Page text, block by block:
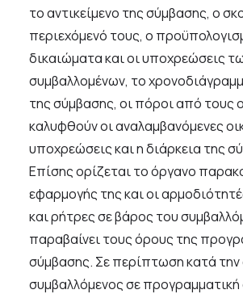
το αντικείμενο της σύμβασης, ο
περιεχόμενό τους, ο
δικαιώματα και οι υποχρεώσεις
συμβαλλομένων, το
της σύμβασης, οι πόροι από τους
καλυφθούν οι αναλαμβανόμενες
υποχρεώσεις και η διάρκεια της
Επίσης ορίζεται το όργανο
εφαρμογής της και οι
και ρήτρες σε βάρος του
παραβαίνει τους όρους της
σύμβασης. Σε περίπτωση κατά
συμβαλλόμενος σε